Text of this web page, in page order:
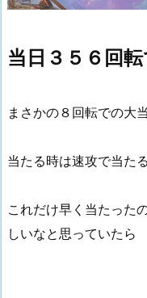
当日３５６回
まさかの８回転での大
当たる時は速攻で当た
これだけ早く当たった
しいなと思っていたら